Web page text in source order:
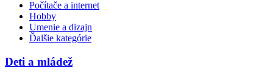
Počítače a internet
Hobby
Umenie a dizajn
Ďalšie kategórie
Deti a mládež